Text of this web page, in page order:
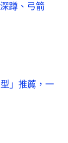
蹲、弓箭
」推薦，一